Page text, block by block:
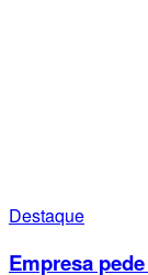
Destaque
Empresa